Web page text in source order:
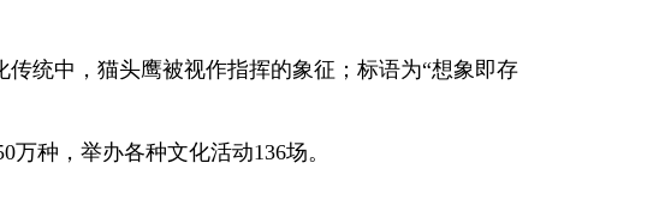
统中，猫头鹰被视作指挥的象征；标语为“想象即存
种，举办各种文化活动136场。